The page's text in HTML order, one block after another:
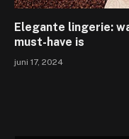
Elegante lingerie:
must-have is
juni 17, 2024